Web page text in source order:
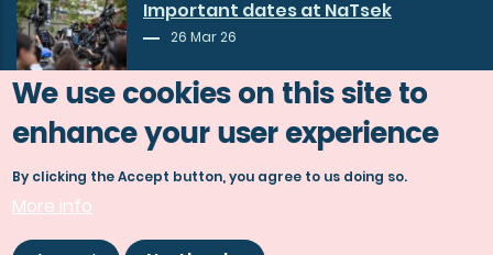
We use cookies on this site to
enhance your user experience
By clicking the Accept button, you agree to us doing so.
More info
Important dates at NaTsek
26 Mar 26